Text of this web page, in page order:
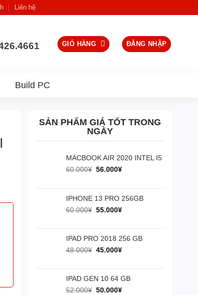
Liên hệ
GIỎ HÀNG ĐĂNG NHẬP
Build PC
SẢN PHẨM GIÁ TỐT TRONG
NGÀY
MACBOOK AIR 2020 INTEL I5
60.000¥ Giá
60.000¥.
56.000¥Giá
là:
56.000¥.
IPHONE 13 PRO 256GB
60.000¥ Giá
60.000¥.
55.000¥Giá
là:
55.000¥.
IPAD PRO 2018 256 GB
48.000¥ Giá
48.000¥.
45.000¥Giá
là:
45.000¥.
IPAD GEN 10 64 GB
52.000¥ Giá
50.000¥Giá